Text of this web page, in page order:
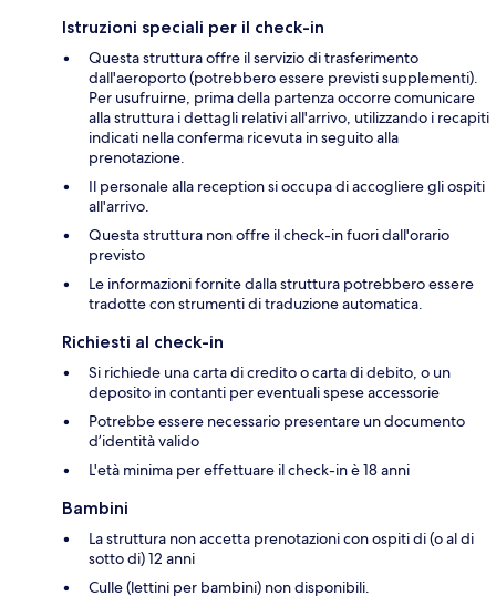
Istruzioni speciali per il check-in
Questa struttura offre il servizio di trasferimento
dall'aeroporto (potrebbero essere previsti supplementi).
Per usufruirne, prima della partenza occorre comunicare
alla struttura i dettagli relativi all'arrivo, utilizzando i recapiti
indicati nella conferma ricevuta in seguito alla
prenotazione.
Il personale alla reception si occupa di accogliere gli ospiti
all'arrivo.
Questa struttura non offre il check-in fuori dall'orario
previsto
Le informazioni fornite dalla struttura potrebbero essere
tradotte con strumenti di traduzione automatica.
Richiesti al check-in
Si richiede una carta di credito o carta di debito, o un
deposito in contanti per eventuali spese accessorie
Potrebbe essere necessario presentare un documento
d’identità valido
L'età minima per effettuare il check-in è 18 anni
Bambini
La struttura non accetta prenotazioni con ospiti di (o al di
sotto di) 12 anni
Culle (lettini per bambini) non disponibili.